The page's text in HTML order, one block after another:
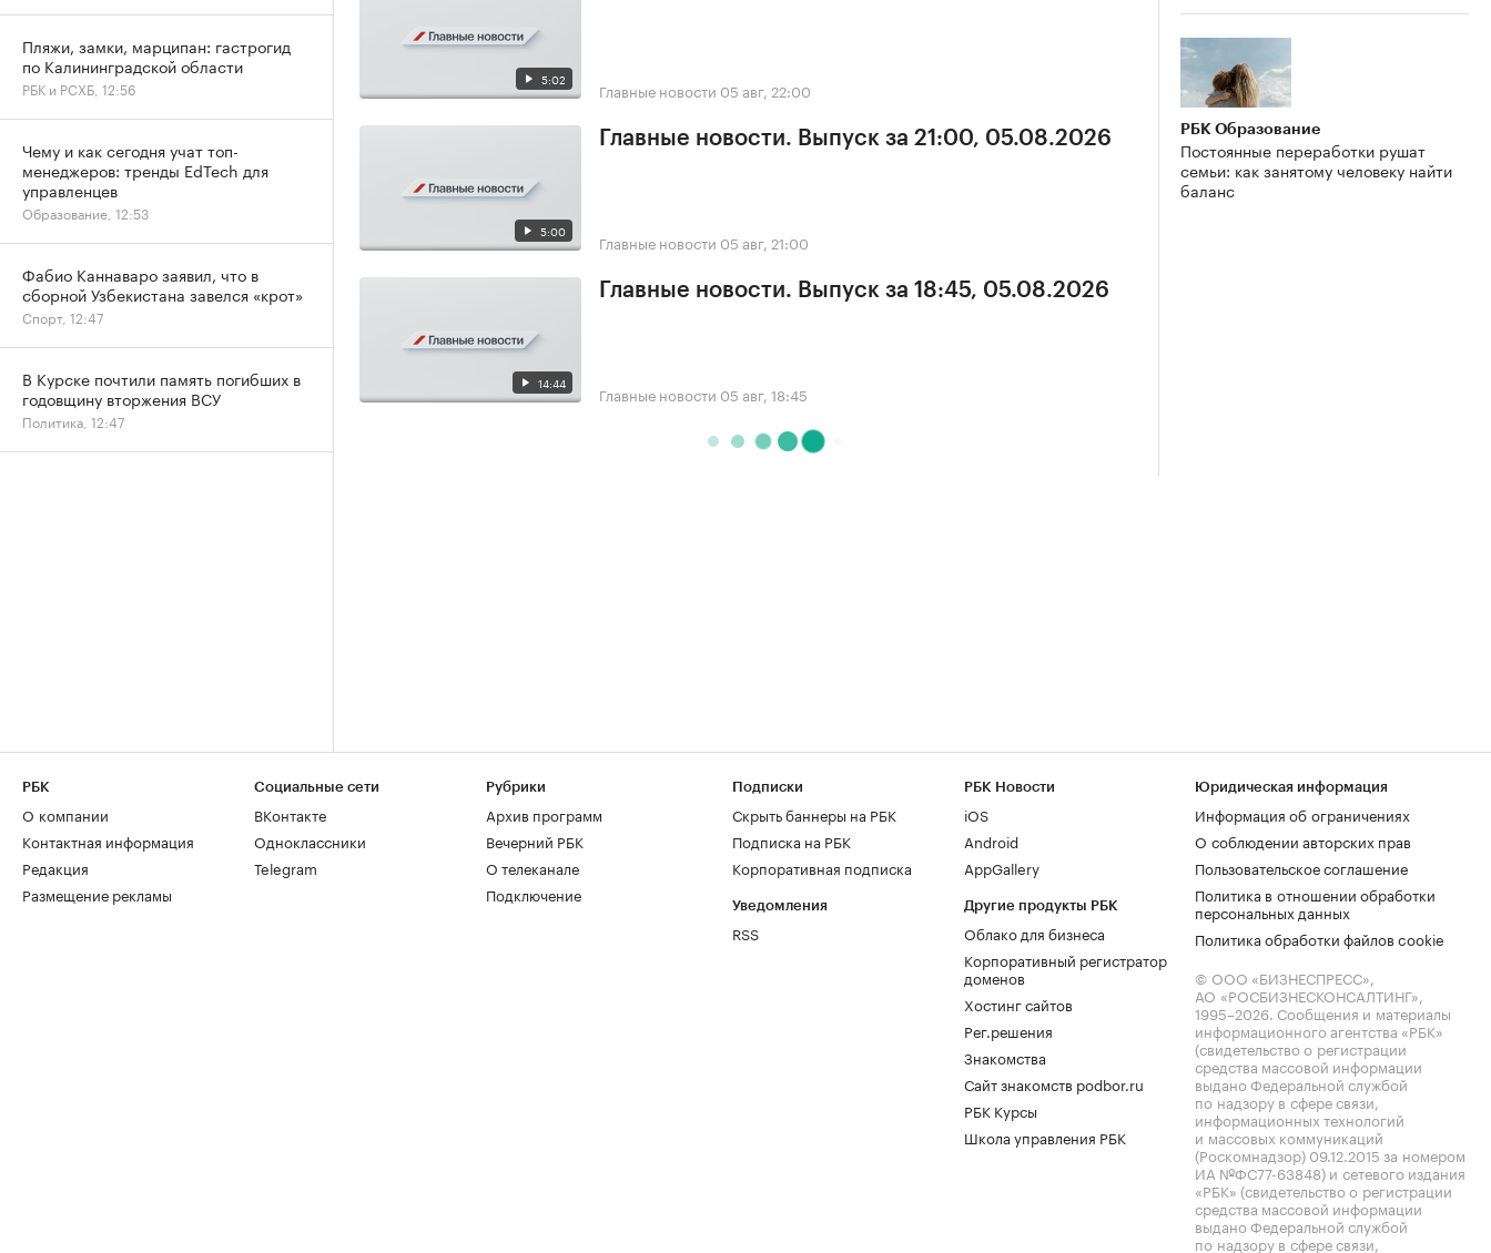
5:02 Главные новости 05 авг, 22:00
5:00
Главные новости. Выпуск за 21:00, 05.08.2026
Главные новости 05 авг, 21:00
14:44
Главные новости. Выпуск за 18:45, 05.08.2026
Главные новости 05 авг, 18:45
РБК Образование
Постоянные переработки рушат
семьи: как занятому человеку найти
баланс
Пляжи, замки, марципан: гастрогид
по Калининградской области
РБК и РСХБ, 12:56
Чему и как сегодня учат топ-
менеджеров: тренды EdTech для
управленцев
Образование, 12:53
Фабио Каннаваро заявил, что в
сборной Узбекистана завелся «крот»
Спорт, 12:47
В Курске почтили память погибших в
годовщину вторжения ВСУ
Политика, 12:47
РБК
О компании
Контактная информация
Редакция
Размещение рекламы
Социальные сети
ВКонтакте
Одноклассники
Telegram
Рубрики
Архив программ
Вечерний РБК
О телеканале
Подключение
Подписки
Скрыть баннеры на РБК
Подписка на РБК
Корпоративная подписка
Уведомления
RSS
РБК Новости
iOS
Android
AppGallery
Другие продукты РБК
Облако для бизнеса
Корпоративный регистратор
доменов
Хостинг сайтов
Рег.решения
Знакомства
Сайт знакомств podbor.ru
РБК Курсы
Школа управления РБК
Юридическая информация
Информация об ограничениях
О соблюдении авторских прав
Пользовательское соглашение
Политика в отношении обработки
персональных данных
Политика обработки файлов cookie
© ООО «БИЗНЕСПРЕСС»,
АО «РОСБИЗНЕСКОНСАЛТИНГ»,
1995–2026. Сообщения и материалы
информационного агентства «РБК»
(свидетельство о регистрации
средства массовой информации
выдано Федеральной службой
по надзору в сфере связи,
информационных технологий
и массовых коммуникаций
(Роскомнадзор) 09.12.2015 за номером
ИА №ФС77-63848) и сетевого издания
«РБК» (свидетельство о регистрации
средства массовой информации
выдано Федеральной службой
по надзору в сфере связи,